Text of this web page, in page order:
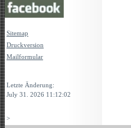
Sitemap
Druckversion
Mailformular
Letzte Änderung:
July 31. 2026 11:12:02
>